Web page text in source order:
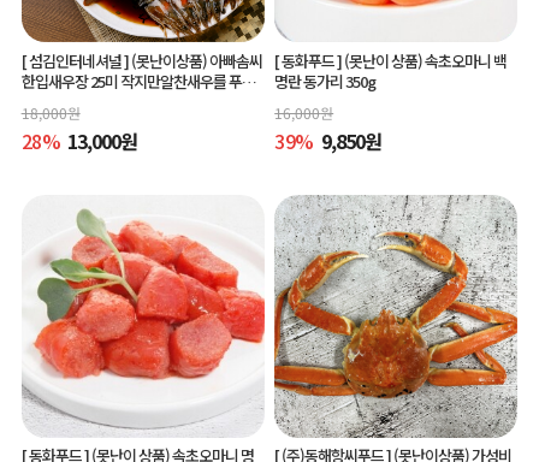
[ 섬김인터네셔널 ](못난이상품) 아빠솜씨
한입새우장 25미 작지만알찬새우를 푸짐
하게 즐길수 있는 한입새우장
18,000원
28% 13,000원
[ 동화푸드 ](못난이 상품) 속초오마니 백
명란 동가리 350g
16,000원
39% 9,850원
[ 동화푸드 ](못난이 상품) 속초오마니 명 [ (주)동해항씨푸드 ](못난이상품) 가성비